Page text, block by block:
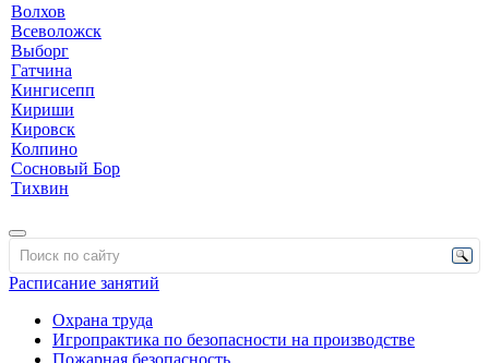
Волхов
Всеволожск
Выборг
Гатчина
Кингисепп
Кириши
Кировск
Колпино
Сосновый Бор
Тихвин
Расписание занятий
Охрана труда
Игропрактика по безопасности на производстве
Пожарная безопасность